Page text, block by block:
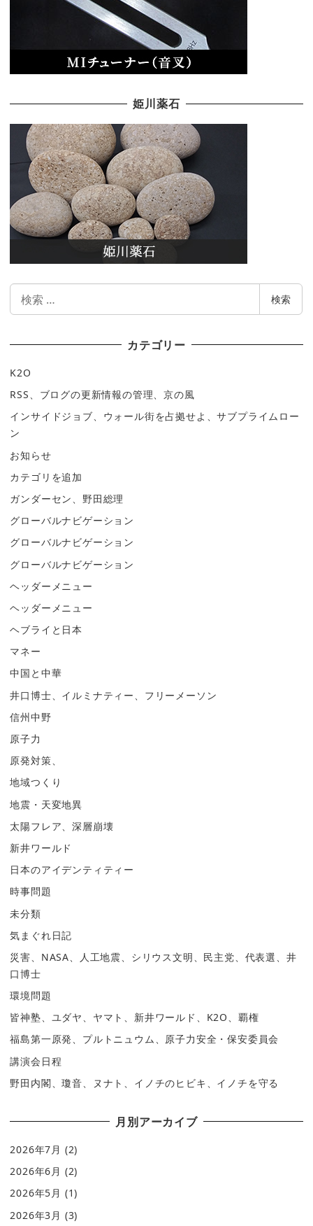
姫川薬石
検索
カテゴリー
K2O
RSS、ブログの更新情報の管理、京の風
インサイドジョブ、ウォール街を占拠せよ、サブプライムロー
ン
お知らせ
カテゴリを追加
ガンダーセン、野田総理
グローバルナビゲーション
グローバルナビゲーション
グローバルナビゲーション
ヘッダーメニュー
ヘッダーメニュー
ヘブライと日本
マネー
中国と中華
井口博士、イルミナティー、フリーメーソン
信州中野
原子力
原発対策、
地域つくり
地震・天変地異
太陽フレア、深層崩壊
新井ワールド
日本のアイデンティティー
時事問題
未分類
気まぐれ日記
災害、NASA、人工地震、シリウス文明、民主党、代表選、井
口博士
環境問題
皆神塾、ユダヤ、ヤマト、新井ワールド、K2O、覇権
福島第一原発、プルトニュウム、原子力安全・保安委員会
講演会日程
野田内閣、瓊音、ヌナト、イノチのヒビキ、イノチを守る
月別アーカイブ
2026年7月 (2)
2026年6月 (2)
2026年5月 (1)
2026年3月 (3)